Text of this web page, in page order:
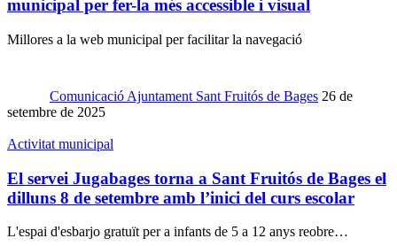
municipal per fer-la més accessible i visual
Millores a la web municipal per facilitar la navegació
Comunicació Ajuntament Sant Fruitós de Bages 26 de
setembre de 2025
Activitat municipal
El servei Jugabages torna a Sant Fruitós de Bages el
dilluns 8 de setembre amb l’inici del curs escolar
L'espai d'esbarjo gratuït per a infants de 5 a 12 anys reobre…